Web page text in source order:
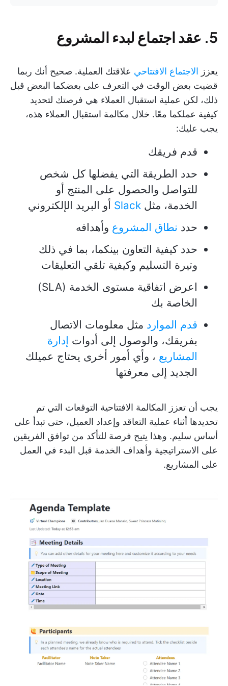
5. عقد اجتماع لبدء المشروع
يعزز الاجتماع الافتتاحي علاقتك العملية. صحيح أنك ربما
قضيت بعض الوقت في التعرف على بعضكما البعض قبل
ذلك، لكن عملية استقبال العملاء هي فرصتك لتحديد
كيفية عملكما معًا. خلال مكالمة استقبال العملاء هذه،
يجب عليك:
قدم فريقك
حدد الطريقة التي يفضلها كل شخص
للتواصل والحصول على المنتج أو
الخدمة، مثل Slack أو البريد الإلكتروني
حدد نطاق المشروع وأهدافه
حدد كيفية التعاون بينكما، بما في ذلك
وتيرة التسليم وكيفية تلقي التعليقات
اعرض اتفاقية مستوى الخدمة (SLA)
الخاصة بك
قدم الموارد مثل معلومات الاتصال
بفريقك، والوصول إلى أدوات إدارة
المشاريع ، وأي أمور أخرى يحتاج عميلك
الجديد إلى معرفتها
يجب أن تعزز المكالمة الافتتاحية التوقعات التي تم
تحديدها أثناء عملية التعاقد وإعداد العميل، حتى تبدأ على
أساس سليم. وهذا يتيح فرصة للتأكد من توافق الفريقين
على الاستراتيجية وأهداف الخدمة قبل البدء في العمل
على المشاريع.